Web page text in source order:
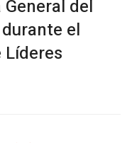
del
el